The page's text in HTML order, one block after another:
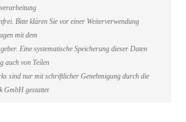
Bitte klären Sie vor einer Weiterverwendung
mit dem
Eine systematische Speicherung dieser Daten
auch von Teilen
sind nur mit schriftlicher Genehmigung durch die
GmbH gestattet